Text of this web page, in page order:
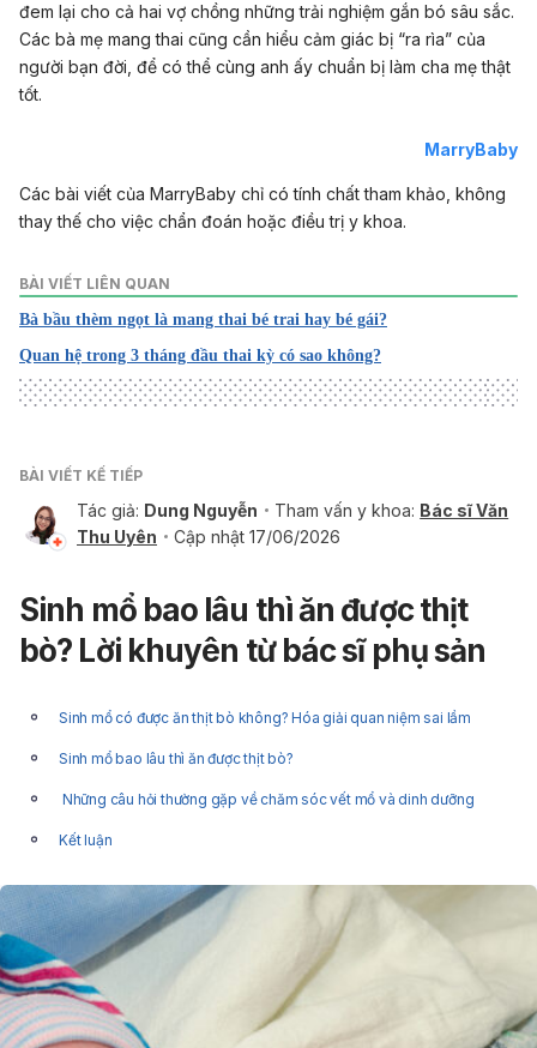
đem lại cho cả hai vợ chồng những trải nghiệm gắn bó sâu sắc.
Các bà mẹ mang thai cũng cần hiểu cảm giác bị “ra rìa” của
người bạn đời, để có thể cùng anh ấy chuẩn bị làm cha mẹ thật
tốt.
MarryBaby
Các bài viết của MarryBaby chỉ có tính chất tham khảo, không
thay thế cho việc chẩn đoán hoặc điều trị y khoa.
BÀI VIẾT LIÊN QUAN
Bà bầu thèm ngọt là mang thai bé trai hay bé gái?
Quan hệ trong 3 tháng đầu thai kỳ có sao không?
BÀI VIẾT KẾ TIẾP
Tác giả: Dung Nguyễn Tham vấn y khoa: Bác sĩ Văn
Thu Uyên
Cập nhật 17/06/2026
Sinh mổ bao lâu thì ăn được thịt
bò? Lời khuyên từ bác sĩ phụ sản
Sinh mổ có được ăn thịt bò không? Hóa giải quan niệm sai lầm
Sinh mổ bao lâu thì ăn được thịt bò?
Những câu hỏi thường gặp về chăm sóc vết mổ và dinh dưỡng
Kết luận